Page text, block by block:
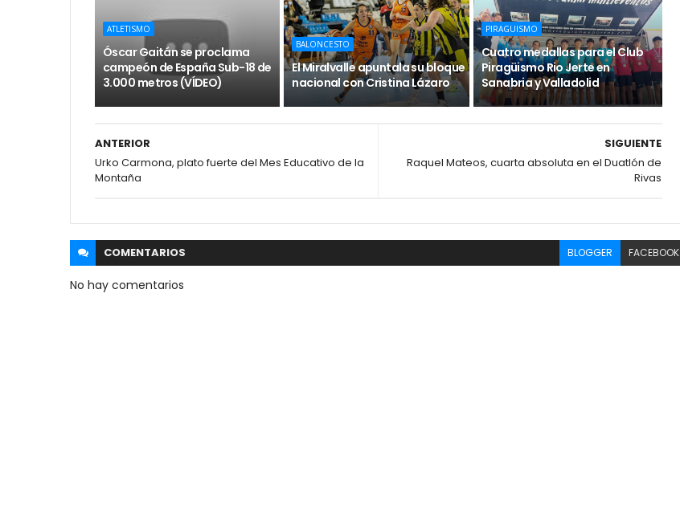
ATLETISMO
Óscar Gaitán se proclama
campeón de España Sub-18 de
3.000 metros (VÍDEO)
BALONCESTO
El Miralvalle apuntala su bloque
nacional con Cristina Lázaro
PIRAGUISMO
Cuatro medallas para el Club
Piragüismo Rio Jerte en
Sanabria y Valladolid
SIGUIENTE
Raquel Mateos, cuarta absoluta en el Duatlón de
Rivas
ANTERIOR
Urko Carmona, plato fuerte del Mes Educativo de la
Montaña
COMENTARIOS BLOGGER FACEBOOK
No hay comentarios